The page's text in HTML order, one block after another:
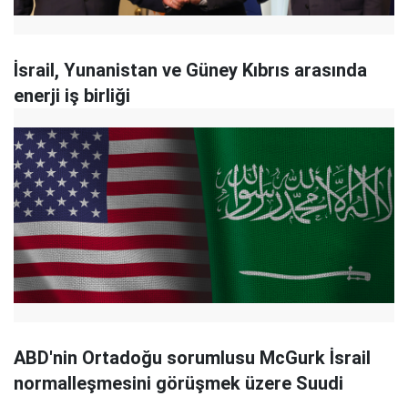
İsrail, Yunanistan ve Güney Kıbrıs arasında
enerji iş birliği
ABD'nin Ortadoğu sorumlusu McGurk İsrail
normalleşmesini görüşmek üzere Suudi